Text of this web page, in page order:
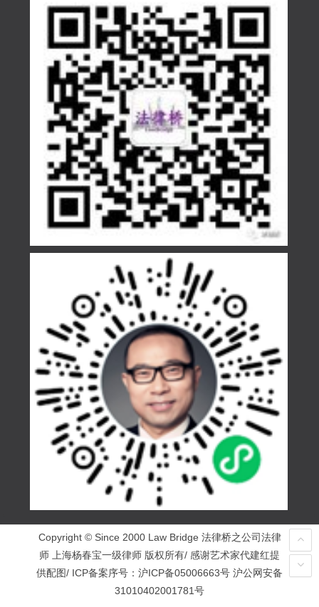
Copyright © Since 2000 Law Bridge 法律桥之公司法律
师 上海杨春宝一级律师 版权所有/ 感谢艺术家代建红提
供配图/ ICP备案序号： 沪ICP备05006663号 沪公网安备
31010402001781号